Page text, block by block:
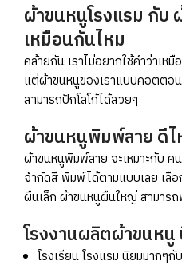
ผ้าขนหนูโรงแรม กับ
เหมือนกันไหม
คล้ายกัน เราไม่อยากใช้คำว่าเห
แต่ผ้าขนหนูของเราแบบคอตตอ
สามารถปักโลโก้ได้สวยๆ
ผ้าขนหนูพิมพ์ลาย ดีไ
ผ้าขนหนูพิมพ์ลาย จะเหมาะกับ
จำกัดสี พิมพ์ได้ตามแบบเลย เลื
ผืนเล็ก ผ้าขนหนูผืนใหญ่ สามาร
โรงงานผลิตผ้าขนหนู
โรงเรียน โรงแรม นิยมมากๆ